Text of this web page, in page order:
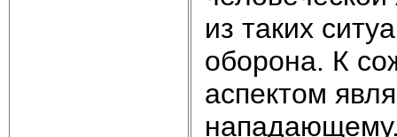
из таких
оборона. К
аспектом